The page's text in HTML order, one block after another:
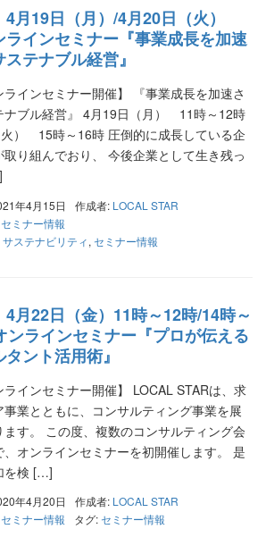
4月19日（月）/4月20日（火）
ラインセミナー『事業成長を加速
テナブル経営』
ラインセミナー開催】 『事業成長を加速さ
ナブル経営』 4月19日（月） 11時～12時
） 15時～16時 圧倒的に成長している企
り組んでおり、 今後企業として生き残っ
年4月15日 作成者: LOCAL STAR
セミナー情報
サステナビリティ, セミナー情報
4月22日（金）11時～12時/14時～
ラインセミナー『プロが伝える
ント活用術』
ラインセミナー開催】 LOCAL STARは、求
事業とともに、コンサルティング事業を展
ます。 この度、複数のコンサルティング会
、オンラインセミナーを初開催します。 是
を検 […]
年4月20日 作成者: LOCAL STAR
セミナー情報 タグ:セミナー情報